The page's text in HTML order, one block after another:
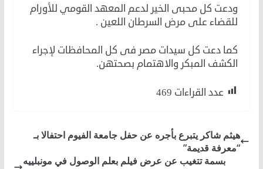
ودعت كل محبى الخير لدعم المعهد القومي للأورام
للقضاء على مرض السرطان اللعين .
كما دعت كل سيدات مصر فى كل المحافظات لإجراء
الكشف المبكر والاهتمام بصحتهن.
عدد القراءات 469
هيثم شاكر يتبرع بأجره عن حفل جامعة الفيوم احتفالا بـ
“معرفة قديمة”
بسمة تتغيب عن عرض فيلم بعلم الوصول في مونبلييه